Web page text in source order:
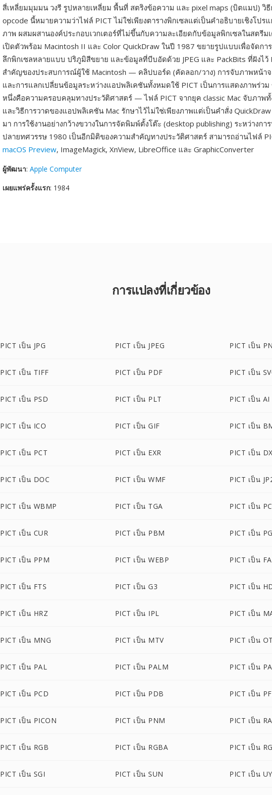
สี่เหลี่ยมมุมมน วงรี รูปหลายเหลี่ยม พื้นที่ สตริงข้อความ และ pixel maps (บิตแมป) วิ
opcode นี้หมายความว่าไฟล์ PICT ไม่ใช่เพียงตารางพิกเซลแต่เป็นคำอธิบายเชิงโปร
ภาพ ผสมผสานองค์ประกอบเวกเตอร์ที่ไม่ขึ้นกับความละเอียดกับข้อมูลพิกเซลในสตรีม
เปิดตัวพร้อม Macintosh II และ Color QuickDraw ในปี 1987 ขยายรูปแบบเพื่อจัดกา
ลึกพิกเซลหลายแบบ ปริภูมิสีขยาย และข้อมูลที่บีบอัดด้วย JPEG และ PackBits ที่ฝังไว้
สำคัญของประสบการณ์ผู้ใช้ Macintosh — คลิปบอร์ด (คัดลอก/วาง) การจับภาพหน้า
และการแลกเปลี่ยนข้อมูลระหว่างแอปพลิเคชันทั้งหมดใช้ PICT เป็นการแสดงภาพร่ว
หนึ่งคือความครอบคลุมทางประวัติศาสตร์ — ไฟล์ PICT จากยุค classic Mac จับภาพ
และวิธีการวาดของแอปพลิเคชัน Mac รักษาไว้ไม่ใช่เพียงภาพแต่เป็นคำสั่ง
มา การใช้งานอย่างกว้างขวางในการจัดพิมพ์ตั้งโต๊ะ (desktop publishing) ระหว่างกา
ปลายทศวรรษ 1980 เป็นอีกมิติของความสำคัญทางประวัติศาสตร์ สามารถอ่านไฟล์
macOS Preview, ImageMagick, XnView, LibreOffice และ GraphicConverter
ผู้พัฒนา: Apple Computer
เผยแพร่ครั้งแรก: 1984
การแปลงที่เกี่ยวข้อง
PICT เป็น JPG PICT เป็น JPEG PICT เป็น
PICT เป็น TIFF PICT เป็น PDF PICT เป็น
PICT เป็น PSD PICT เป็น PLT PICT เป็น AI
PICT เป็น ICO PICT เป็น GIF PICT เป็น
PICT เป็น PCT PICT เป็น EXR PICT เป็น
PICT เป็น DOC PICT เป็น WMF PICT เป็น
PICT เป็น WBMP PICT เป็น TGA PICT เป็น
PICT เป็น CUR PICT เป็น PBM PICT เป็น
PICT เป็น PPM PICT เป็น WEBP PICT เป็น
PICT เป็น FTS PICT เป็น G3 PICT เป็น
PICT เป็น HRZ PICT เป็น IPL PICT เป็น
PICT เป็น MNG PICT เป็น MTV PICT เป็น
PICT เป็น PAL PICT เป็น PALM PICT เป็น
PICT เป็น PCD PICT เป็น PDB PICT เป็น
PICT เป็น PICON PICT เป็น PNM PICT เป็น
PICT เป็น RGB PICT เป็น RGBA PICT เป็น
PICT เป็น SGI PICT เป็น SUN PICT เป็น